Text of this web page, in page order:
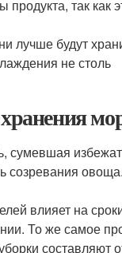
так как
лучше будут
не столь
сумевшая
созревания
влияет на
То же самое
составляют